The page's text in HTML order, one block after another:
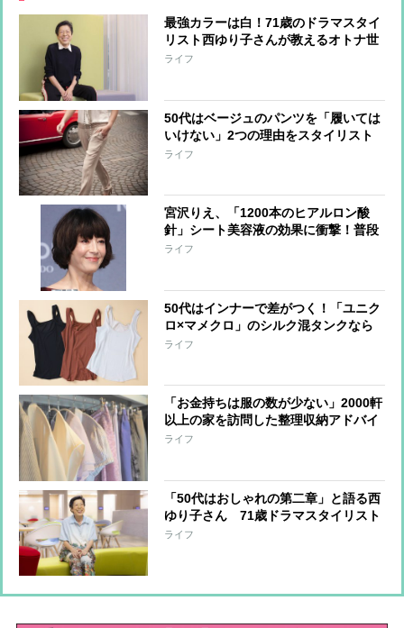
最強カラーは白！71歳のドラマスタイ
リスト西ゆり子さんが教えるオトナ世
代が輝くファッションのコツ
ライフ
50代はベージュのパンツを「履いては
いけない」2つの理由をスタイリスト
が解説
ライフ
宮沢りえ、「1200本のヒアルロン酸
針」シート美容液の効果に衝撃！普段
の美容法も明かす
ライフ
50代はインナーで差がつく！「ユニク
ロ×マメクロ」のシルク混タンクなら
1500円で洗練された胸元に
ライフ
「お金持ちは服の数が少ない」2000軒
以上の家を訪問した整理収納アドバイ
ザーがそう語る理由
ライフ
「50代はおしゃれの第二章」と語る西
ゆり子さん 71歳ドラマスタイリスト
が年齢による変化を乗り越えた意外な
ライフ